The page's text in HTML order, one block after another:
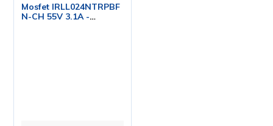
Mosfet IRLL024NTRPBF
N-CH 55V 3.1A -